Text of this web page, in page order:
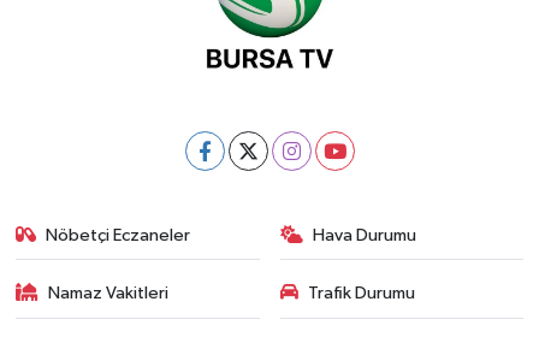
Nöbetçi Eczaneler Hava Durumu
Namaz Vakitleri Trafik Durumu